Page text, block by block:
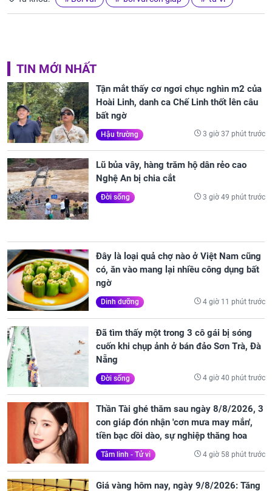
TIN MỚI NHẤT
Tận mắt thấy cơ ngơi chục nghìn m2 của
Hoài Linh, danh ca Chế Linh thốt lên câu
bất ngờ
Hậu trường 3 giờ 37 phút trước
Lũ bủa vây, hàng trăm hộ dân rẻo cao
Nghệ An bị chia cắt
Đời sống 3 giờ 49 phút trước
Đây là loại quả chợ nào ở Việt Nam cũng
có, ăn vào mang lại nhiều công dụng bất
ngờ
Dinh dưỡng 4 giờ 11 phút trước
Đã tìm thấy một trong 3 cô gái bị sóng
cuốn khi chụp ảnh ở bán đảo Sơn Trà, Đà
Nẵng
Đời sống 4 giờ 40 phút trước
Thần Tài ghé thăm sau ngày 8/8/2026, 3
con giáp đón nhận 'cơn mưa may mắn',
tiền bạc dồi dào, sự nghiệp thăng hoa
Tâm linh - Tử vi 4 giờ 58 phút trước
Giá vàng hôm nay, ngày 9/8/2026: Tăng